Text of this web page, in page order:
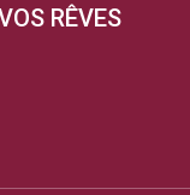
RÊVES